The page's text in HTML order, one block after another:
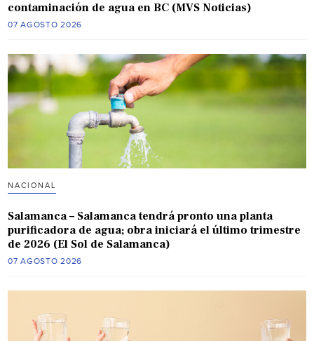
contaminación de agua en BC (MVS Noticias)
07 AGOSTO 2026
NACIONAL
Salamanca – Salamanca tendrá pronto una planta
purificadora de agua; obra iniciará el último trimestre
de 2026 (El Sol de Salamanca)
07 AGOSTO 2026